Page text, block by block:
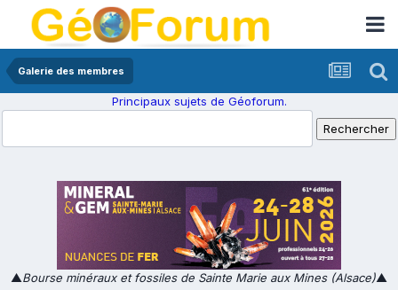
Galerie des membres
Principaux sujets de Géoforum.
▲Bourse minéraux et fossiles de Sainte Marie aux Mines (Alsace)▲